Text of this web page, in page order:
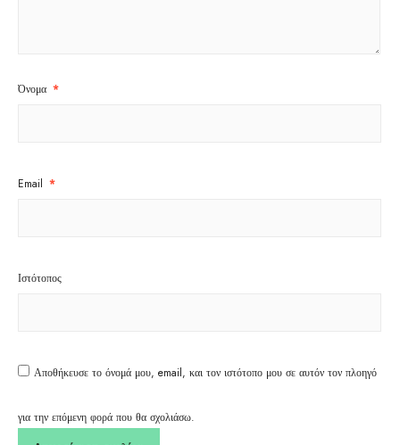
Όνομα *
Email *
Ιστότοπος
Αποθήκευσε το όνομά μου, email, και τον ιστότοπο μου σε αυτόν τον πλοηγό
για την επόμενη φορά που θα σχολιάσω.